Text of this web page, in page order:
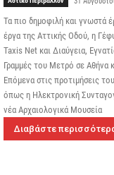
Τα πιο δημοφιλή και γνωστά
έργα της Αττικής Οδού, η
Taxis Net και Διαύγεια,
Γραμμές του Μετρό σε Αθήνα
Επόμενα στις προτιμήσεις
όπως η Ηλεκτρονική
νέα Αρχαιολογικά Μουσεία
Διαβάστε